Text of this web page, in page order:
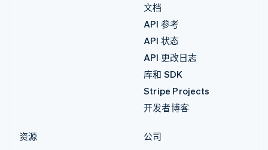
文档
API 参考
API 状态
API 更改日志
库和 SDK
Stripe Projects
开发者博客
资源
公司